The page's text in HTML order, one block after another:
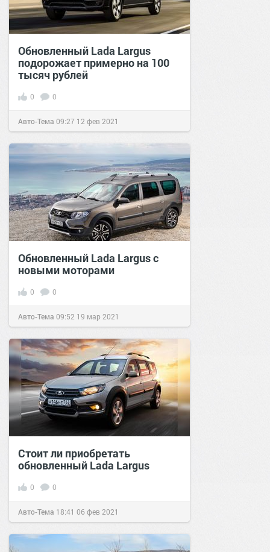
Обновленный Lada Largus
подорожает примерно на 100
тысяч рублей
0 0
Авто-Тема 09:27 12 фев 2021
Обновленный Lada Largus с
новыми моторами
0 0
Авто-Тема 09:52 19 мар 2021
Стоит ли приобретать
обновленный Lada Largus
0 0
Авто-Тема 18:41 06 фев 2021